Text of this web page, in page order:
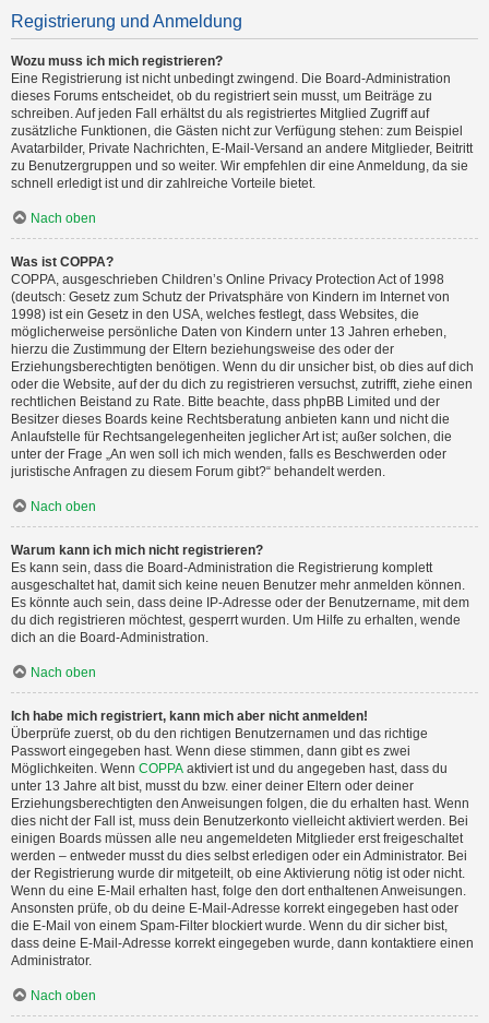
Registrierung und Anmeldung
Wozu muss ich mich registrieren?
Eine Registrierung ist nicht unbedingt zwingend. Die Board-Administration
dieses Forums entscheidet, ob du registriert sein musst, um Beiträge zu
schreiben. Auf jeden Fall erhältst du als registriertes Mitglied Zugriff auf
zusätzliche Funktionen, die Gästen nicht zur Verfügung stehen: zum Beispiel
Avatarbilder, Private Nachrichten, E-Mail-Versand an andere Mitglieder, Beitritt
zu Benutzergruppen und so weiter. Wir empfehlen dir eine Anmeldung, da sie
schnell erledigt ist und dir zahlreiche Vorteile bietet.
Nach oben
Was ist COPPA?
COPPA, ausgeschrieben Children’s Online Privacy Protection Act of 1998
(deutsch: Gesetz zum Schutz der Privatsphäre von Kindern im Internet von
1998) ist ein Gesetz in den USA, welches festlegt, dass Websites, die
möglicherweise persönliche Daten von Kindern unter 13 Jahren erheben,
hierzu die Zustimmung der Eltern beziehungsweise des oder der
Erziehungsberechtigten benötigen. Wenn du dir unsicher bist, ob dies auf dich
oder die Website, auf der du dich zu registrieren versuchst, zutrifft, ziehe einen
rechtlichen Beistand zu Rate. Bitte beachte, dass phpBB Limited und der
Besitzer dieses Boards keine Rechtsberatung anbieten kann und nicht die
Anlaufstelle für Rechtsangelegenheiten jeglicher Art ist; außer solchen, die
unter der Frage „An wen soll ich mich wenden, falls es Beschwerden oder
juristische Anfragen zu diesem Forum gibt?“ behandelt werden.
Nach oben
Warum kann ich mich nicht registrieren?
Es kann sein, dass die Board-Administration die Registrierung komplett
ausgeschaltet hat, damit sich keine neuen Benutzer mehr anmelden können.
Es könnte auch sein, dass deine IP-Adresse oder der Benutzername, mit dem
du dich registrieren möchtest, gesperrt wurden. Um Hilfe zu erhalten, wende
dich an die Board-Administration.
Nach oben
Ich habe mich registriert, kann mich aber nicht anmelden!
Überprüfe zuerst, ob du den richtigen Benutzernamen und das richtige
Passwort eingegeben hast. Wenn diese stimmen, dann gibt es zwei
Möglichkeiten. Wenn COPPA aktiviert ist und du angegeben hast, dass du
unter 13 Jahre alt bist, musst du bzw. einer deiner Eltern oder deiner
Erziehungsberechtigten den Anweisungen folgen, die du erhalten hast. Wenn
dies nicht der Fall ist, muss dein Benutzerkonto vielleicht aktiviert werden. Bei
einigen Boards müssen alle neu angemeldeten Mitglieder erst freigeschaltet
werden – entweder musst du dies selbst erledigen oder ein Administrator. Bei
der Registrierung wurde dir mitgeteilt, ob eine Aktivierung nötig ist oder nicht.
Wenn du eine E-Mail erhalten hast, folge den dort enthaltenen Anweisungen.
Ansonsten prüfe, ob du deine E-Mail-Adresse korrekt eingegeben hast oder
die E-Mail von einem Spam-Filter blockiert wurde. Wenn du dir sicher bist,
dass deine E-Mail-Adresse korrekt eingegeben wurde, dann kontaktiere einen
Administrator.
Nach oben